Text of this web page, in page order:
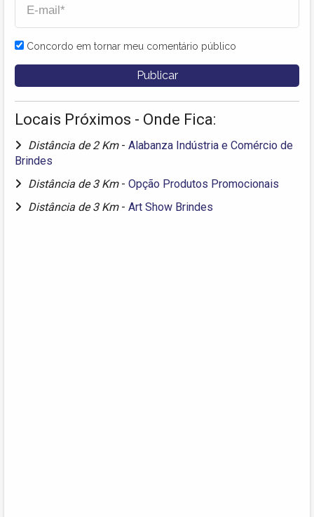
Concordo em tornar meu comentário público
Locais Próximos - Onde Fica:
Distância de 2 Km - Alabanza Indústria e Comércio de
Brindes
Distância de 3 Km - Opção Produtos Promocionais
Distância de 3 Km - Art Show Brindes